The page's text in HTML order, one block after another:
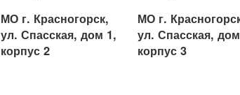
МО г. Красногорск,
ул. Спасская, дом 1,
корпус 2
МО г.
ул. Спасская,
корпус 3